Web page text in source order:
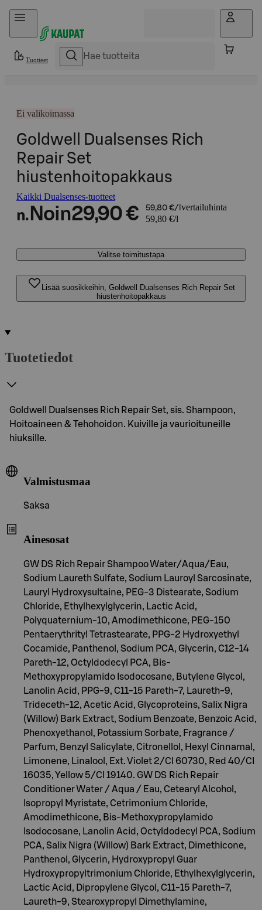
Hyppää sisältöön
Tuotteet
Ei valikoimassa
Goldwell Dualsenses Rich
Repair Set
hiustenhoitopakkaus
Kaikki Dualsenses-tuotteet
n. Noin29,90 € 59,80 €/l vertailuhinta
59,80 €/l
Valitse toimitustapa
Lisää suosikkeihin, Goldwell Dualsenses Rich Repair Set
hiustenhoitopakkaus
Tuotetiedot
Goldwell Dualsenses Rich Repair Set, sis. Shampoon,
Hoitoaineen & Tehohoidon. Kuiville ja vaurioituneille
hiuksille.
Valmistusmaa
Saksa
Ainesosat
GW DS Rich Repair Shampoo Water/Aqua/Eau,
Sodium Laureth Sulfate, Sodium Lauroyl Sarcosinate,
Lauryl Hydroxysultaine, PEG-3 Distearate, Sodium
Chloride, Ethylhexylglycerin, Lactic Acid,
Polyquaternium-10, Amodimethicone, PEG-150
Pentaerythrityl Tetrastearate, PPG-2 Hydroxyethyl
Cocamide, Panthenol, Sodium PCA, Glycerin, C12-14
Pareth-12, Octyldodecyl PCA, Bis-
Methoxypropylamido Isodocosane, Butylene Glycol,
Lanolin Acid, PPG-9, C11-15 Pareth-7, Laureth-9,
Trideceth-12, Acetic Acid, Glycoproteins, Salix Nigra
(Willow) Bark Extract, Sodium Benzoate, Benzoic Acid,
Phenoxyethanol, Potassium Sorbate, Fragrance /
Parfum, Benzyl Salicylate, Citronellol, Hexyl Cinnamal,
Limonene, Linalool, Ext. Violet 2/CI 60730, Red 40/CI
16035, Yellow 5/CI 19140. GW DS Rich Repair
Conditioner Water / Aqua / Eau, Cetearyl Alcohol,
Isopropyl Myristate, Cetrimonium Chloride,
Amodimethicone, Bis-Methoxypropylamido
Isodocosane, Lanolin Acid, Octyldodecyl PCA, Sodium
PCA, Salix Nigra (Willow) Bark Extract, Dimethicone,
Panthenol, Glycerin, Hydroxypropyl Guar
Hydroxypropyltrimonium Chloride, Ethylhexylglycerin,
Lactic Acid, Dipropylene Glycol, C11-15 Pareth-7,
Laureth-9, Stearoxypropyl Dimethylamine,